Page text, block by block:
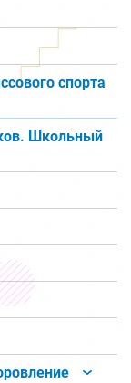
спорта
Школьный